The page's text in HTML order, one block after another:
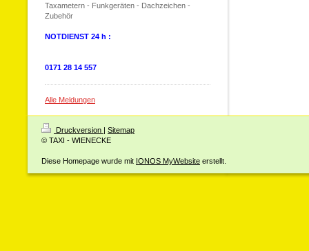
Taxametern - Funkgeräten - Dachzeichen -
Zubehör
NOTDIENST 24 h :
0171 28 14 557
Alle Meldungen
Druckversion | Sitemap
© TAXI - WIENECKE
Diese Homepage wurde mit IONOS MyWebsite erstellt.